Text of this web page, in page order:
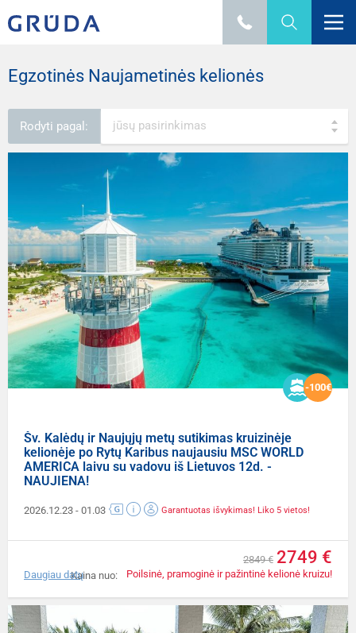
Egzotinės Naujametinės kelionės
jūsų pasirinkimas
Rodyti pagal:
-100€
Šv. Kalėdų ir Naujųjų metų sutikimas kruizinėje
kelionėje po Rytų Karibus naujausiu MSC WORLD
AMERICA laivu su vadovu iš Lietuvos 12d. -
NAUJIENA!
2026.12.23 - 01.03 Garantuotas išvykimas! Liko 5 vietos!
Kaina nuo:
2849 € 2749 €
Poilsinė, pramoginė ir pažintinė kelionė kruizu!
Daugiau datų